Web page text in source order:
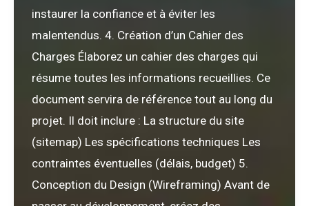
instaurer la confiance et à éviter les
malentendus. 4. Création d’un Cahier des
Charges Élaborez un cahier des charges qui
résume toutes les informations recueillies. Ce
document servira de référence tout au long du
projet. Il doit inclure : La structure du site
(sitemap) Les spécifications techniques Les
contraintes éventuelles (délais, budget) 5.
Conception du Design (Wireframing) Avant de